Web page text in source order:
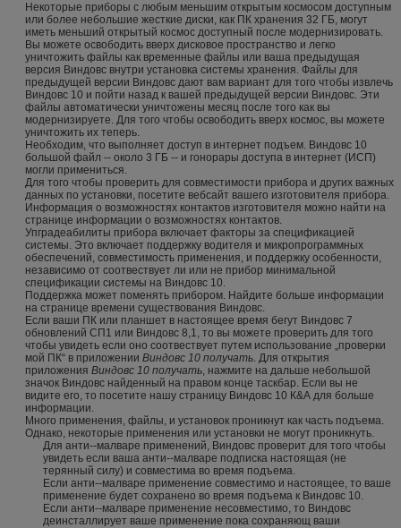
Некоторые приборы с любым меньшим открытым космосом доступным
или более небольшие жесткие диски, как ПК хранения 32 ГБ, могут
иметь меньший открытый космос доступный после модернизировать.
Вы можете освободить вверх дисковое пространство и легко
уничтожить файлы как временные файлы или ваша предыдущая
версия Виндовс внутри установка системы хранения. Файлы для
предыдущей версии Виндовс дают вам вариант для того чтобы извлечь
Виндовс 10 и пойти назад к вашей предыдущей версии Виндовс. Эти
файлы автоматически уничтожены месяц после того как вы
модернизируете. Для того чтобы освободить вверх космос, вы можете
уничтожить их теперь.
Необходим, что выполняет доступ в интернет подъем. Виндовс 10
большой файл -- около 3 ГБ -- и гонорары доступа в интернет (ИСП)
могли примениться.
Для того чтобы проверить для совместимости прибора и других важных
данных по установки, посетите вебсайт вашего изготовителя прибора.
Информация о возможностях контактов изготовителя можно найти на
странице информации о возможностях контактов.
Упградеабилиты прибора включает факторы за спецификацией
системы. Это включает поддержку водителя и микропрограммных
обеспечений, совместимость применения, и поддержку особенности,
независимо от соотвествует ли или не прибор минимальной
спецификации системы на Виндовс 10.
Поддержка может поменять прибором. Найдите больше информации
на странице времени существования Виндовс.
Если ваши ПК или планшет в настоящее время бегут Виндовс 7
обновлений СП1 или Виндовс 8,1, то вы можете проверить для того
чтобы увидеть если оно соотвествует путем использование „проверки
мой ПК“ в приложении Виндовс 10 получать. Для открытия
приложения Виндовс 10 получать, нажмите на дальше небольшой
значок Виндовс найденный на правом конце таскбар. Если вы не
видите его, то посетите нашу страницу Виндовс 10 К&А для больше
информации.
Много применения, файлы, и установок проникнут как часть подъема.
Однако, некоторые применения или установки не могут проникнуть.
Для анти--малваре применений, Виндовс проверит для того чтобы
увидеть если ваша анти--малваре подписка настоящая (не
терянный силу) и совместима во время подъема.
Если анти--малваре применение совместимо и настоящее, то ваше
применение будет сохранено во время подъема к Виндовс 10.
Если анти--малваре применение несовместимо, то Виндовс
деинсталлирует ваше применение пока сохраняющ ваши